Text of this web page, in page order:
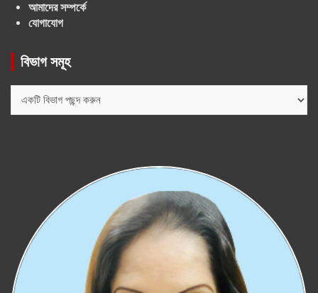
আমাদের সম্পর্কে
যোগাযোগ
বিভাগ সমূহ
সমূহ